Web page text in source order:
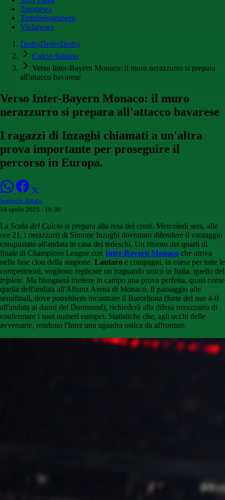
Toronews
Tuttobolognaweb
Violanews
DerbyDerbyDerby
Calcio Italiano
Verso Inter-Bayern Monaco: il muro nerazzurro si prepara
all'attacco bavarese
Verso Inter-Bayern Monaco: il muro
nerazzurro si prepara all'attacco bavarese
I ragazzi di Inzaghi chiamati a un'altra
prova importante per proseguire il
percorso in Europa.
Samuele Amato
14 aprile 2025 - 19:30
La Scala del Calcio si prepara alla resa dei conti. Mercoledì sera, alle
ore 21, i nerazzurri di Simone Inzaghi dovranno difendere il vantaggio
conquistato all'andata in casa dei tedeschi. Un ritorno dei quarti di
finale di Champions League con Inter-Bayern Monaco che arriva
nella fase clou della stagione. Lautaro e compagni, in corsa per tutte le
competizioni, vogliono replicare un traguardo unico in Italia, quello del
triplete. Ma bisognerà mettere in campo una prova perfetta, quasi come
quella dell'andata all'Allianz Arena di Monaco. Il passaggio alle
semifinali, dove potrebbero incontrare il Barcellona (forte del suo 4-0
all'andata ai danni del Dortmund), richiederà alla difesa nerazzurra di
confermare i suoi numeri europei. Statistiche che, agli occhi delle
avversarie, rendono l'Inter una squadra ostica da affrontare.